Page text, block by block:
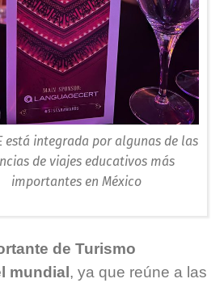
está integrada por algunas de las
de viajes educativos más
importantes en México
de Turismo
mundial, ya que reúne a las